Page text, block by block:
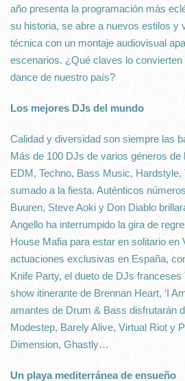
año presenta la programación más
su historia, se abre a nuevos estilos y
técnica con un montaje audiovisual
escenarios. ¿Qué claves lo
dance de nuestro país?
Los mejores DJs del mundo
Calidad y diversidad son siempre las
Más de 100 DJs de varios géneros de
EDM, Techno, Bass Music,
sumado a la fiesta. Auténticos
Buuren, Steve Aoki y Don Diablo
Angello ha interrumpido la gira de
House Mafia para estar en solitario en
actuaciones exclusivas en España,
Knife Party, el dueto de DJs
show itinerante de Brennan Heart, ‘I
amantes de Drum & Bass disfrutarán
Modestep, Barely Alive, Virtual Riot y
Dimension, Ghastly…
Un playa mediterránea de ensueño